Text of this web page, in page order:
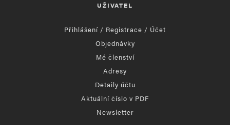
UŽIVATEL
Přihlášení / Registrace / Účet
Objednávky
Mé členství
Adresy
Detaily účtu
Aktuální číslo v PDF
Newsletter